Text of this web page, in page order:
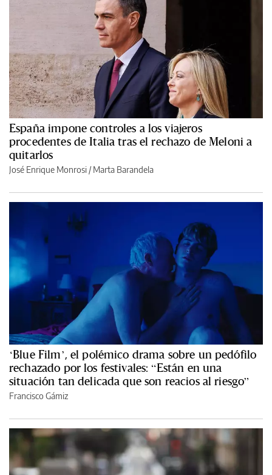
España impone controles a los viajeros
procedentes de Italia tras el rechazo de Meloni a
quitarlos
José Enrique Monrosi / Marta Barandela
‘Blue Film’, el polémico drama sobre un pedófilo
rechazado por los festivales: “Están en una
situación tan delicada que son reacios al riesgo”
Francisco Gámiz